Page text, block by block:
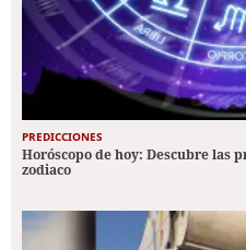
PREDICCIONES
Horóscopo de hoy: Descubre las
zodiaco